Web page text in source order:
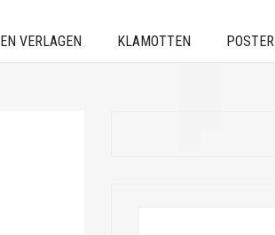
VERLAGEN KLAMOTTEN POSTER